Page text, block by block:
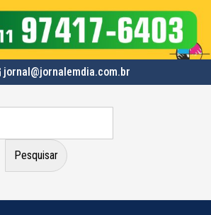
jornal@jornalemdia.com.br